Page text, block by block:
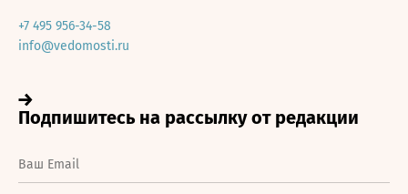
+7 495 956-34-58
info@vedomosti.ru